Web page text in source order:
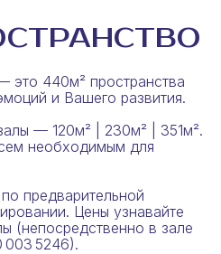
440м² пространства
и Вашего развития.
— 120м² | 230м² | 351м².
необходимым для
предварительной
Цены узнавайте
(непосредственно в зале
003 5246).